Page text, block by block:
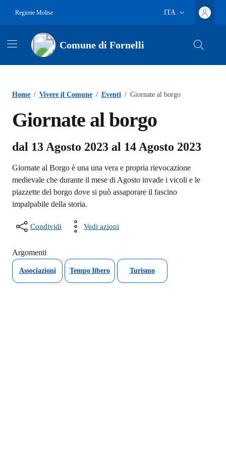
Regione Molise
Lingua attiva:
ITA
Comune di Fornelli
Home / Vivere il Comune / Eventi / Giornate al borgo
Giornate al borgo
dal 13 Agosto 2023 al 14 Agosto 2023
Giornate al Borgo è una una vera e propria rievocazione
medievale che durante il mese di Agosto invade i vicoli e le
piazzette del borgo dove si può assaporare il fascino
impalpabile della storia.
Condividi Vedi azioni
Argomenti
Associazioni Tempo libero Turismo